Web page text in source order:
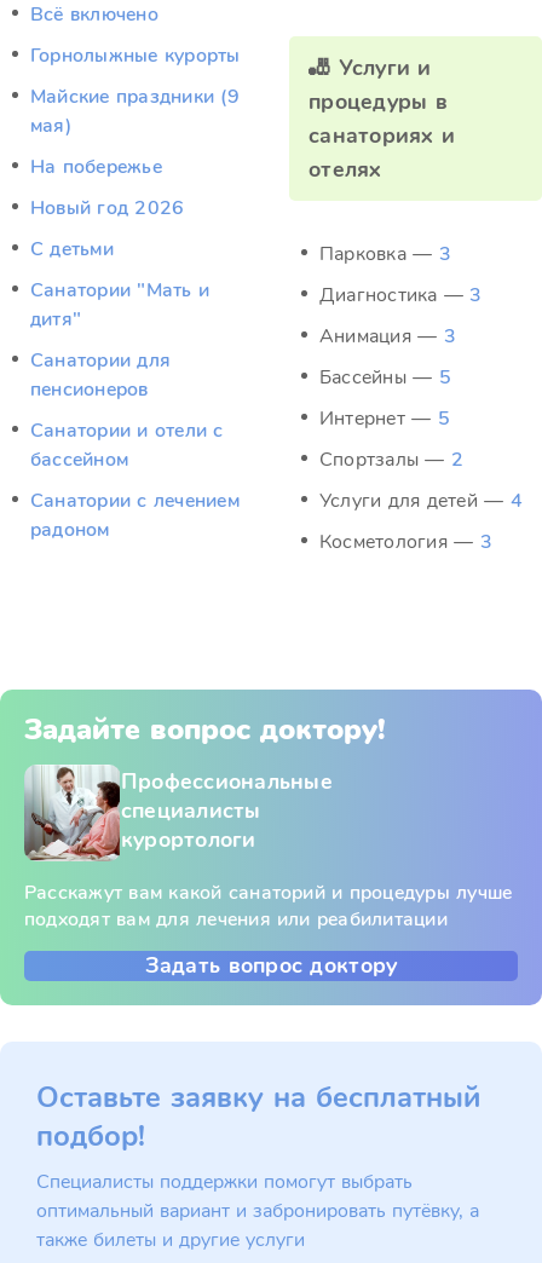
Всё включено
Горнолыжные курорты
Майские праздники (9
мая)
На побережье
Новый год 2026
С детьми
Санатории "Мать и
дитя"
Санатории для
пенсионеров
Санатории и отели с
бассейном
Санатории с лечением
радоном
🎳 Услуги и
процедуры в
санаториях и
отелях
Парковка — 3
Диагностика — 3
Анимация — 3
Бассейны — 5
Интернет — 5
Спортзалы — 2
Услуги для детей — 4
Косметология — 3
Задайте вопрос доктору!
Профессиональные
специалисты
курортологи
Расскажут вам какой санаторий и процедуры лучше
подходят вам для лечения или реабилитации
Задать вопрос доктору
Оставьте заявку на бесплатный
подбор!
Специалисты поддержки помогут выбрать
оптимальный вариант и забронировать путёвку, а
также билеты и другие услуги